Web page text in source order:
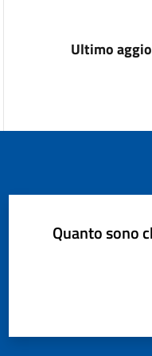
Ultimo
Quanto sono